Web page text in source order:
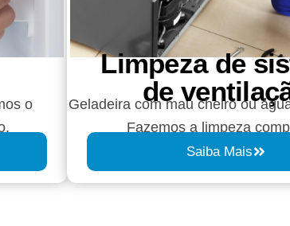
o
Limpeza de
de
Geladeira com mau cheiro ou
Fazemos a limpeza
Saiba Mais